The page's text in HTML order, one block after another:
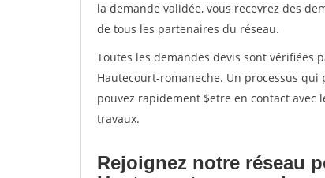
la demande validée, vous recevrez des
de tous les partenaires du réseau.
Toutes les demandes devis sont vérifiées
Hautecourt-romaneche. Un processus
pouvez rapidement $etre en contact
travaux.
Rejoignez notre réseau